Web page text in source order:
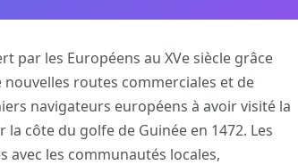
par les Européens au XVe siècle grâce
routes commerciales et de
navigateurs européens à avoir visité la
côte du golfe de Guinée en 1472. Les
les communautés locales,